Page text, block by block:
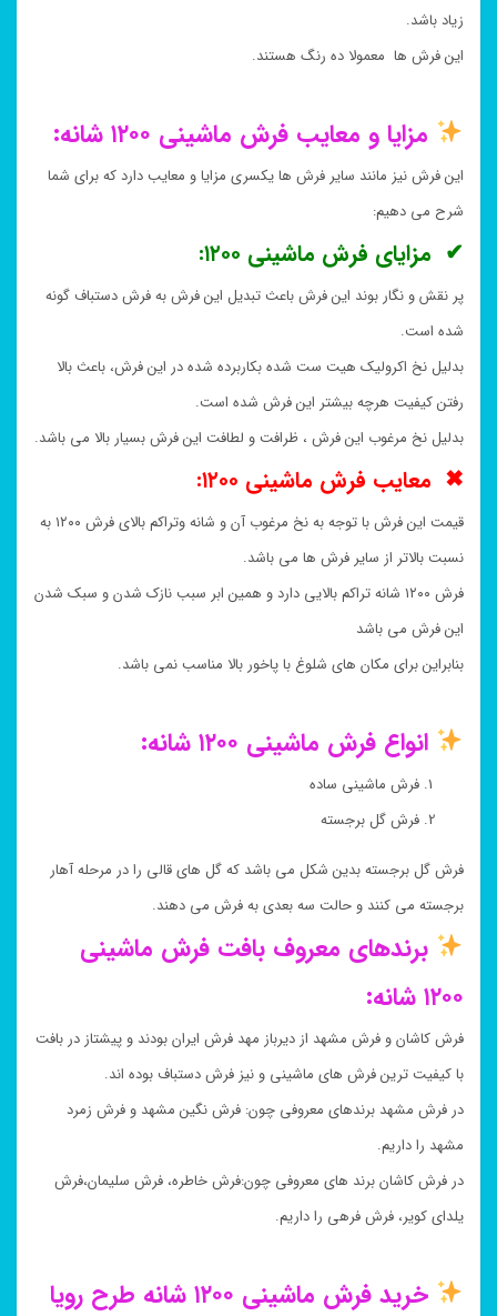
زیاد باشد.
این فرش ها معمولا ده رنگ هستند.
مزایا و معایب فرش ماشینی ۱۲۰۰ شانه:
این فرش نیز مانند سایر فرش ها یکسری مزایا و معایب دارد که برای شما
شرح می دهیم:
✔ مزایای فرش ماشینی ۱۲۰۰:
پر نقش و نگار بوند این فرش باعث تبدیل این فرش به فرش دستباف گونه
شده است.
بدلیل نخ اکرولیک هیت ست شده بکاربرده شده در این فرش، باعث بالا
رفتن کیفیت هرچه بیشتر این فرش شده است.
بدلیل نخ مرغوب این فرش ، ظرافت و لطافت این فرش بسیار بالا می باشد.
✖ معایب فرش ماشینی ۱۲۰۰:
قیمت این فرش با توجه به نخ مرغوب آن و شانه وتراکم بالای فرش ۱۲۰۰ به
نسبت بالاتر از سایر فرش ها می باشد.
فرش ۱۲۰۰ شانه تراکم بالایی دارد و همین ابر سبب نازک شدن و سبک شدن
این فرش می باشد
بنابراین برای مکان های شلوغ با پاخور بالا مناسب نمی باشد.
انواع فرش ماشینی ۱۲۰۰ شانه:
فرش ماشینی ساده
فرش گل برجسته
فرش گل برجسته بدین شکل می باشد که گل های قالی را در مرحله آهار
برجسته می کنند و حالت سه بعدی به فرش می دهند.
برندهای معروف بافت فرش ماشینی
۱۲۰۰ شانه:
فرش کاشان و فرش مشهد از دیرباز مهد فرش ایران بودند و پیشتاز در بافت
با کیفیت ترین فرش های ماشینی و نیز فرش دستباف بوده اند.
در فرش مشهد برندهای معروفی چون: فرش نگین مشهد و فرش زمرد
مشهد را داریم.
در فرش کاشان برند های معروفی چون:فرش خاطره، فرش سلیمان،فرش
یلدای کویر، فرش فرهی را داریم.
خرید فرش ماشینی ۱۲۰۰ شانه طرح رویا